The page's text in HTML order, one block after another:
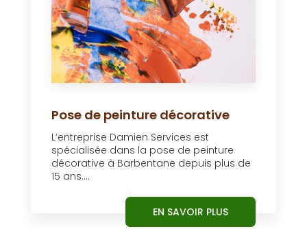
Pose de peinture décorative
L’entreprise Damien Services est
spécialisée dans la pose de peinture
décorative à Barbentane depuis plus de
15 ans....
EN SAVOIR PLUS